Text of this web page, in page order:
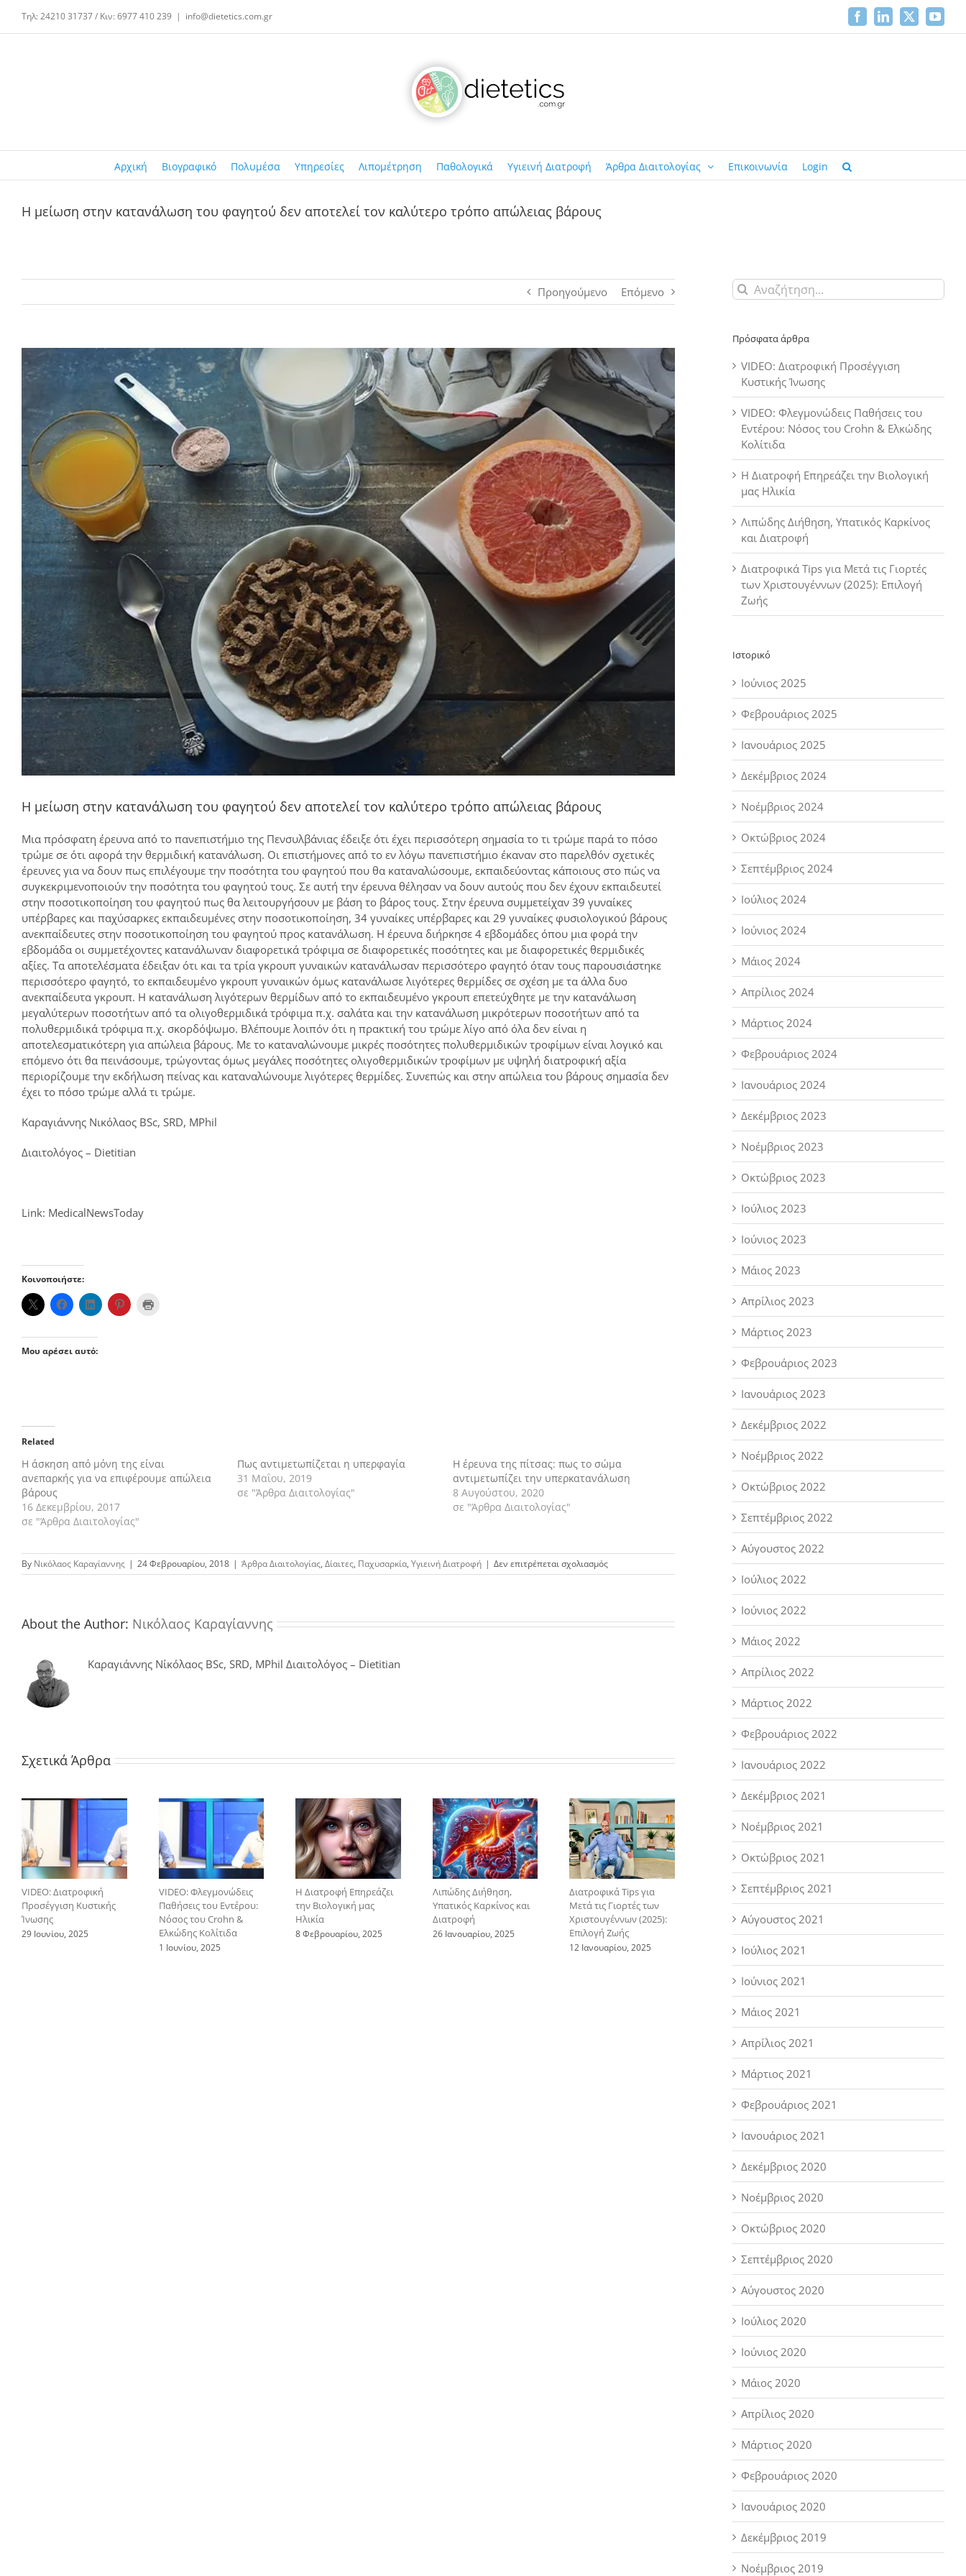
Τηλ: 24210 31737 / Κιν: 6977 410 239 | info@dietetics.com.gr FacebookLinkedIn
X
Αρχική Βιογραφικό Πολυμέσα Υπηρεσίες Λιπομέτρηση Παθολογικά Υγιεινή Διατροφή Άρθρα Διαιτολογίας Επικοινωνία Login
Η μείωση στην κατανάλωση του φαγητού δεν αποτελεί τον καλύτερο τρόπο απώλειας βάρους
Προηγούμενο Επόμενο
Προβολή
μεγαλύτερης
Η μείωση στην κατανάλωση του φαγητού δεν αποτελεί τον καλύτερο τρόπο απώλειας βάρους
Μια πρόσφατη έρευνα από το πανεπιστήμιο της Πενσυλβάνιας έδειξε ότι έχει περισσότερη σημασία το τι τρώμε παρά το πόσο
τρώμε σε ότι αφορά την θερμιδική κατανάλωση. Οι επιστήμονες από το εν λόγω πανεπιστήμιο έκαναν στο παρελθόν σχετικές
έρευνες για να δουν πως επιλέγουμε την ποσότητα του φαγητού που θα καταναλώσουμε, εκπαιδεύοντας κάποιους στο πώς να
συγκεκριμενοποιούν την ποσότητα του φαγητού τους. Σε αυτή την έρευνα θέλησαν να δουν αυτούς που δεν έχουν εκπαιδευτεί
στην ποσοτικοποίηση του φαγητού πως θα λειτουργήσουν με βάση το βάρος τους. Στην έρευνα συμμετείχαν 39 γυναίκες
υπέρβαρες και παχύσαρκες εκπαιδευμένες στην ποσοτικοποίηση, 34 γυναίκες υπέρβαρες και 29 γυναίκες φυσιολογικού βάρους
ανεκπαίδευτες στην ποσοτικοποίηση του φαγητού προς κατανάλωση. Η έρευνα διήρκησε 4 εβδομάδες όπου μια φορά την
εβδομάδα οι συμμετέχοντες κατανάλωναν διαφορετικά τρόφιμα σε διαφορετικές ποσότητες και με διαφορετικές θερμιδικές
αξίες. Τα αποτελέσματα έδειξαν ότι και τα τρία γκρουπ γυναικών κατανάλωσαν περισσότερο φαγητό όταν τους παρουσιάστηκε
περισσότερο φαγητό, το εκπαιδευμένο γκρουπ γυναικών όμως κατανάλωσε λιγότερες θερμίδες σε σχέση με τα άλλα δυο
ανεκπαίδευτα γκρουπ. Η κατανάλωση λιγότερων θερμίδων από το εκπαιδευμένο γκρουπ επετεύχθητε με την κατανάλωση
μεγαλύτερων ποσοτήτων από τα ολιγοθερμιδικά τρόφιμα π.χ. σαλάτα και την κατανάλωση μικρότερων ποσοτήτων από τα
πολυθερμιδικά τρόφιμα π.χ. σκορδόψωμο. Βλέπουμε λοιπόν ότι η πρακτική του τρώμε λίγο από όλα δεν είναι η
αποτελεσματικότερη για απώλεια βάρους. Με το καταναλώνουμε μικρές ποσότητες πολυθερμιδικών τροφίμων είναι λογικό και
επόμενο ότι θα πεινάσουμε, τρώγοντας όμως μεγάλες ποσότητες ολιγοθερμιδικών τροφίμων με υψηλή διατροφική αξία
περιορίζουμε την εκδήλωση πείνας και καταναλώνουμε λιγότερες θερμίδες. Συνεπώς και στην απώλεια του βάρους σημασία δεν
έχει το πόσο τρώμε αλλά τι τρώμε.
Καραγιάννης Νικόλαος BSc, SRD, MPhil
Διαιτολόγος – Dietitian
Link: MedicalNewsToday
Κοινοποιήστε:
Μου αρέσει αυτό:
Related
Η άσκηση από μόνη της είναι
ανεπαρκής για να επιφέρουμε απώλεια
βάρους
16 Δεκεμβρίου, 2017
σε "Άρθρα Διαιτολογίας"
Πως αντιμετωπίζεται η υπερφαγία
31 Μαΐου, 2019
σε "Άρθρα Διαιτολογίας"
Η έρευνα της πίτσας: πως το σώμα
αντιμετωπίζει την υπερκατανάλωση
8 Αυγούστου, 2020
σε "Άρθρα Διαιτολογίας"
By Νικόλαος Καραγίαννης | 24 Φεβρουαρίου, 2018 | Άρθρα Διαιτολογίας, Δίαιτες, Παχυσαρκία, Υγιεινή Διατροφή | Δεν επιτρέπεται σχολιασμόςστο
Η
του
About the Author: Νικόλαος Καραγίαννης
Καραγιάννης Νίκόλαος BSc, SRD, MPhil Διαιτολόγος – Dietitian
Σχετικά Άρθρα
VIDEO: Διατροφική
Προσέγγιση Κυστικής
Ίνωσης
29 Ιουνίου, 2025
VIDEO: Φλεγμονώδεις
Παθήσεις του Εντέρου:
Νόσος του Crohn &
Ελκώδης Κολίτιδα
1 Ιουνίου, 2025
Η Διατροφή Επηρεάζει
την Βιολογική μας
Ηλικία
8 Φεβρουαρίου, 2025
Λιπώδης Διήθηση,
Υπατικός Καρκίνος και
Διατροφή
26 Ιανουαρίου, 2025
Διατροφικά Tips για
Μετά τις Γιορτές των
Χριστουγέννων (2025):
Επιλογή Ζωής
12 Ιανουαρίου, 2025
Αναζήτηση
για:
Πρόσφατα άρθρα
VIDEO: Διατροφική Προσέγγιση
Κυστικής Ίνωσης
VIDEO: Φλεγμονώδεις Παθήσεις του
Εντέρου: Νόσος του Crohn & Ελκώδης
Κολίτιδα
Η Διατροφή Επηρεάζει την Βιολογική
μας Ηλικία
Λιπώδης Διήθηση, Υπατικός Καρκίνος
και Διατροφή
Διατροφικά Tips για Μετά τις Γιορτές
των Χριστουγέννων (2025): Επιλογή
Ζωής
Ιστορικό
Ιούνιος 2025
Φεβρουάριος 2025
Ιανουάριος 2025
Δεκέμβριος 2024
Νοέμβριος 2024
Οκτώβριος 2024
Σεπτέμβριος 2024
Ιούλιος 2024
Ιούνιος 2024
Μάιος 2024
Απρίλιος 2024
Μάρτιος 2024
Φεβρουάριος 2024
Ιανουάριος 2024
Δεκέμβριος 2023
Νοέμβριος 2023
Οκτώβριος 2023
Ιούλιος 2023
Ιούνιος 2023
Μάιος 2023
Απρίλιος 2023
Μάρτιος 2023
Φεβρουάριος 2023
Ιανουάριος 2023
Δεκέμβριος 2022
Νοέμβριος 2022
Οκτώβριος 2022
Σεπτέμβριος 2022
Αύγουστος 2022
Ιούλιος 2022
Ιούνιος 2022
Μάιος 2022
Απρίλιος 2022
Μάρτιος 2022
Φεβρουάριος 2022
Ιανουάριος 2022
Δεκέμβριος 2021
Νοέμβριος 2021
Οκτώβριος 2021
Σεπτέμβριος 2021
Αύγουστος 2021
Ιούλιος 2021
Ιούνιος 2021
Μάιος 2021
Απρίλιος 2021
Μάρτιος 2021
Φεβρουάριος 2021
Ιανουάριος 2021
Δεκέμβριος 2020
Νοέμβριος 2020
Οκτώβριος 2020
Σεπτέμβριος 2020
Αύγουστος 2020
Ιούλιος 2020
Ιούνιος 2020
Μάιος 2020
Απρίλιος 2020
Μάρτιος 2020
Φεβρουάριος 2020
Ιανουάριος 2020
Δεκέμβριος 2019
Νοέμβριος 2019